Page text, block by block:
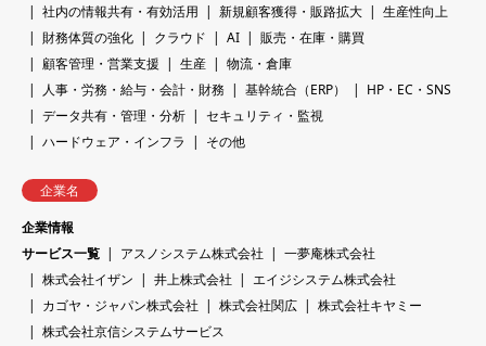
社内の情報共有・有効活用
新規顧客獲得・販路拡大
生産性向上
財務体質の強化
クラウド AI
販売・在庫・購買
顧客管理・営業支援
生産
物流・倉庫
人事・労務・給与・会計・財務
基幹統合（ERP）
HP・EC・SNS
データ共有・管理・分析
セキュリティ・監視
ハードウェア・インフラ
その他
企業名
企業情報
サービス一覧
アスノシステム株式会社
一夢庵株式会社
株式会社イザン
井上株式会社
エイジシステム株式会社
カゴヤ・ジャパン株式会社
株式会社関広
株式会社キヤミー
株式会社京信システムサービス